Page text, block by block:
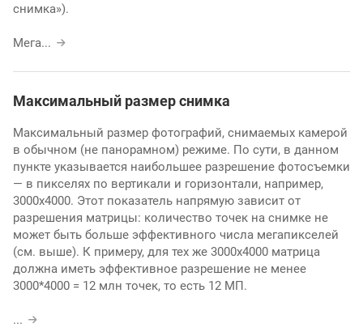
снимка»).
Мега...
Максимальный размер снимка
Максимальный размер фотографий, снимаемых камерой
в обычном (не панорамном) режиме. По сути, в данном
пункте указывается наибольшее разрешение фотосъемки
— в пикселях по вертикали и горизонтали, например,
3000х4000. Этот показатель напрямую зависит от
разрешения матрицы: количество точек на снимке не
может быть больше эффективного числа мегапикселей
(см. выше). К примеру, для тех же 3000х4000 матрица
должна иметь эффективное разрешение не менее
3000*4000 = 12 млн точек, то есть 12 МП.
...